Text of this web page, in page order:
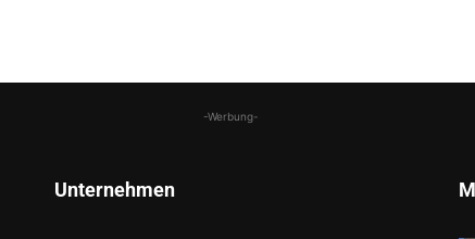
-Werbung-
Unternehmen